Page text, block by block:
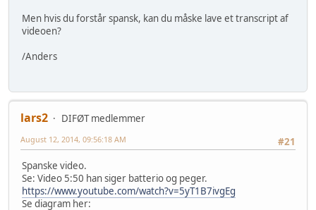
Men hvis du forstår spansk, kan du måske lave et transcript af
videoen?
/Anders
lars2
DIFØT medlemmer
#21
August 12, 2014, 09:56:18 AM
Spanske video.
Se: Video 5:50 han siger batterio og peger.
https://www.youtube.com/watch?v=5yT1B7ivgEg
Se diagram her: